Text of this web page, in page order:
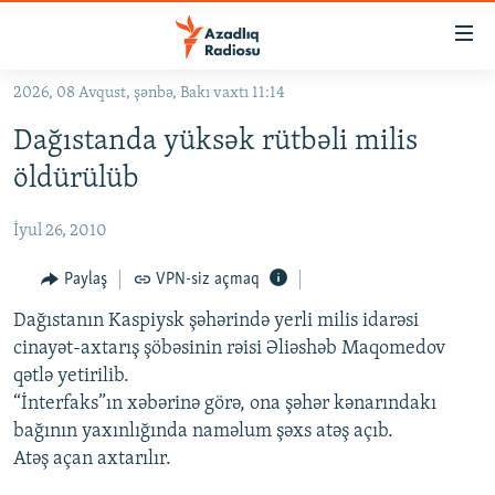
Əsas
qayıt
Əsas
qayıt
#İZAHLA
#ƏSLINDƏ
FƏRQƏ BAX
QANUNI DOĞRU
ARAŞDIRMA
MULTIMEDIA
VIDEO
RADIO ARXIV
HAQQIMIZDA
2026, 08 Avqust, şənbə, Bakı vaxtı 11:14
Dağıstanda yüksək rütbəli milis
öldürülüb
İyul 26, 2010
Paylaş VPN-siz açmaq
Dağıstanın Kaspiysk şəhərində yerli milis idarəsi
cinayət-axtarış şöbəsinin rəisi Əliəshəb Maqomedov
qətlə yetirilib.
“İnterfaks”ın xəbərinə görə, ona şəhər kənarındakı
bağının yaxınlığında naməlum şəxs atəş açıb.
Atəş açan axtarılır.